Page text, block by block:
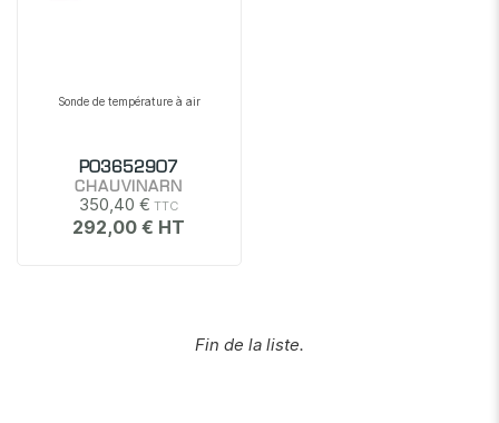
Sonde de température à air
P03652907
CHAUVINARN
350,40 €
292,00 €
Fin de la liste.